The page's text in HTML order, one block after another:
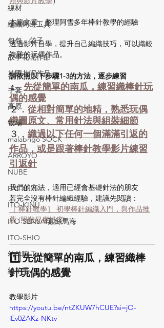
線材
編織周邊工具
包包、袋子
故事花呢作品
英國花呢作品
手套
高原
牧場
malabrigo SOCK
ARROYO
NUBE
ITO-GIMA
ITO-KINU
ITO-SENSAI蠶絲馬海
ITO-SHIO
幼羊駝 Titicaca
絲羊毛
本篇文章，整理阿雪多年棒針教學的經驗
透過影片自學，提升自己編織技巧，可以織較
複雜的玩偶作品。
請依照以下步驟1-3的方法，逐步練習
１． 先從簡單的南瓜，練習織棒針玩
偶的感覺
２． 從相對簡單的地精，熟悉玩偶
織圖原文、常用針法與組裝細節
３． 織過以下任何一個滿滿引返的
作品，或是跟著棒針教學影片練習
引返針
我們的方法，適用已經會基礎針法的朋友
若完全沒有棒針編織經驗，建議先閱讀：
［ 棒針教學］ 初學棒針編織入門，與作品推
薦 (照難易度排序)
1️⃣ 先從簡單的南瓜，練習織棒
針玩偶的感覺
教學影片
https://youtu.be/ntZKUW7hCUE?si=jO-
iEv0ZAKz-NKtv